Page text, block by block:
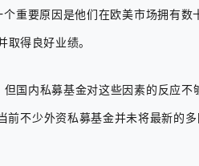
重要原因是他们在欧美市场拥有数
得良好业绩。
国内私募基金对这些因素的反应不
不少外资私募基金并未将最新的